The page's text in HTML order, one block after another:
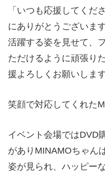
「いつも応援してくだ
にありがとうございま
活躍する姿を見せて、
ただけるように頑張り
援よろしくお願いします
笑顔で対応してくれた
イベント会場ではDVD
がありMINAMOちゃん
姿が見られ、ハッピー